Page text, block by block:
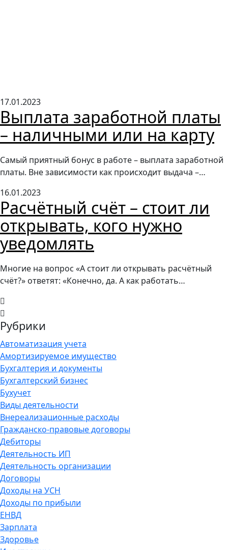
17.01.2023
Выплата заработной платы
– наличными или на карту
Самый приятный бонус в работе – выплата заработной
платы. Вне зависимости как происходит выдача –…
16.01.2023
Расчётный счёт – стоит ли
открывать, кого нужно
уведомлять
Многие на вопрос «А стоит ли открывать расчётный
счёт?» ответят: «Конечно, да. А как работать…
Рубрики
Автоматизация учета
Амортизируемое имущество
Бухгалтерия и документы
Бухгалтерский бизнес
Бухучет
Виды деятельности
Внереализационные расходы
Гражданско-правовые договоры
Дебиторы
Деятельность ИП
Деятельность организации
Договоры
Доходы на УСН
Доходы по прибыли
ЕНВД
Зарплата
Здоровье